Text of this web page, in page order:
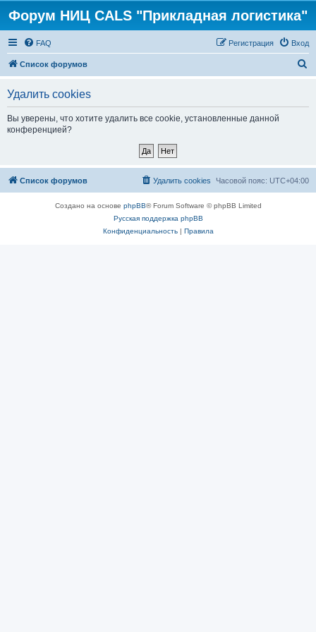
Форум НИЦ CALS "Прикладная логистика"
FAQ Вход
Регистрация
Список форумов
Удалить cookies
Вы уверены, что хотите удалить все cookie, установленные данной
конференцией?
Список форумов Часовой пояс: UTC+04:00
Удалить cookies
Создано на основе phpBB® Forum Software © phpBB Limited
Русская поддержка phpBB
Конфиденциальность| Правила